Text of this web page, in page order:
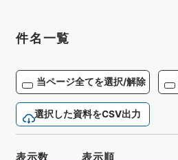
件名一覧
当ページ全てを選択/解除
選択した資料をCSV出力
表示数 表示順